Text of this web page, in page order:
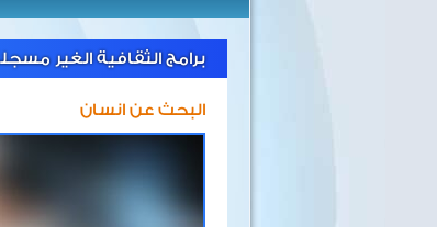
برامج الثقافية الغير
البحث عن انسان